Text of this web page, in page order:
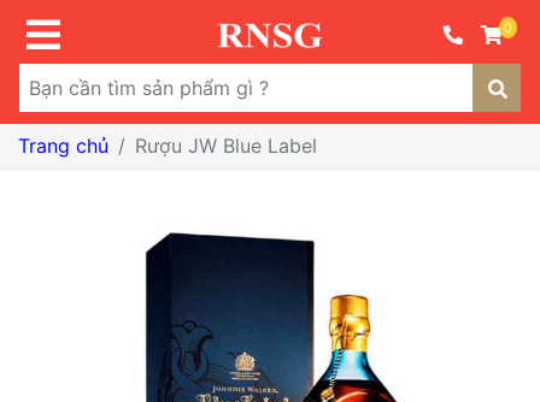
0
Trang chủ Rượu JW Blue Label